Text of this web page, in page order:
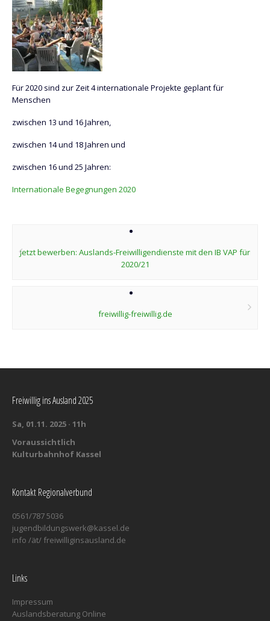
Für 2020 sind zur Zeit 4 internationale Projekte geplant für
Menschen
zwischen 13 und 16 Jahren,
zwischen 14 und 18 Jahren und
zwischen 16 und 25 Jahren:
Internationale Begegnungen 2020
navigation
Jetzt bewerben: Auslands-Freiwilligendienste mit den IB VAP für
2020/21
freiwillig-freiwillig.de
Freiwillig ins Ausland 2025
Sa, 01.11. 2025 · 11h
Voraussichtlich
Kulturbahnhof Kassel
Kontakt Regionalverbund
0561/787 5036
jugendbildungswerk@kassel.de
info /ät/ freiwilliginsausland.de
Links
Impressum
Auslandsberatung Online